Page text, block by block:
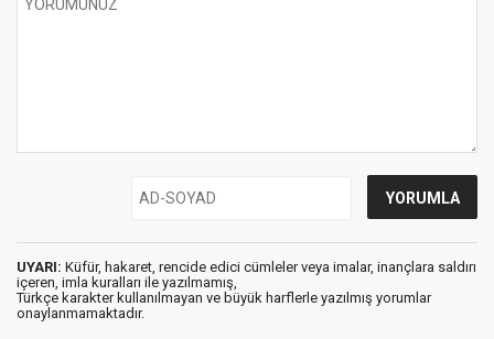
UYARI: Küfür, hakaret, rencide edici cümleler veya imalar, inançlara saldırı
içeren, imla kuralları ile yazılmamış,
Türkçe karakter kullanılmayan ve büyük harflerle yazılmış yorumlar
onaylanmamaktadır.